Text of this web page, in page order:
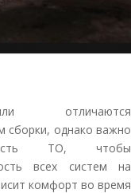
отличаются
сборки, однако важно
ТО, чтобы
всех систем на
комфорт во время